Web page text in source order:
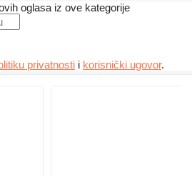
oglasa iz ove kategorije
privatnosti i korisnički ugovor.